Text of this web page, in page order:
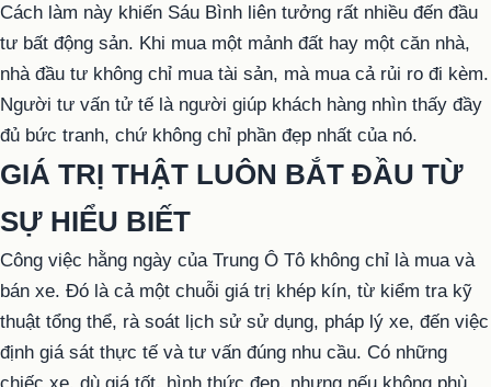
Cách làm này khiến Sáu Bình liên tưởng rất nhiều đến đầu
tư bất động sản. Khi mua một mảnh đất hay một căn nhà,
nhà đầu tư không chỉ mua tài sản, mà mua cả rủi ro đi kèm.
Người tư vấn tử tế là người giúp khách hàng nhìn thấy đầy
đủ bức tranh, chứ không chỉ phần đẹp nhất của nó.
GIÁ TRỊ THẬT LUÔN BẮT ĐẦU TỪ
SỰ HIỂU BIẾT
Công việc hằng ngày của Trung Ô Tô không chỉ là mua và
bán xe. Đó là cả một chuỗi giá trị khép kín, từ kiểm tra kỹ
thuật tổng thể, rà soát lịch sử sử dụng, pháp lý xe, đến việc
định giá sát thực tế và tư vấn đúng nhu cầu. Có những